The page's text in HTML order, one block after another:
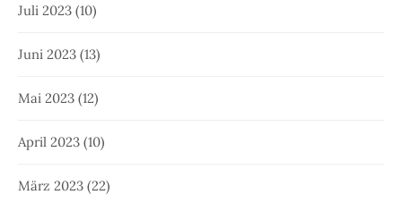
Juli 2023 (10)
Juni 2023 (13)
Mai 2023 (12)
April 2023 (10)
März 2023 (22)